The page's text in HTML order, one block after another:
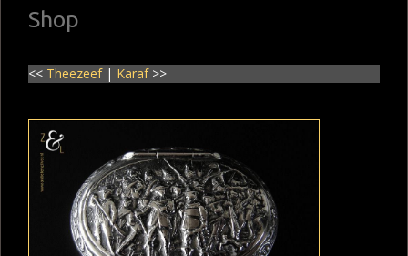
Shop
<< Theezeef| Karaf>>